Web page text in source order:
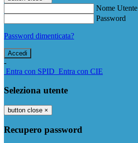
Nome Utente
Password
Password dimenticata?
-
Entra con SPID Entra con CIE
Seleziona utente
button close ×
Recupero password